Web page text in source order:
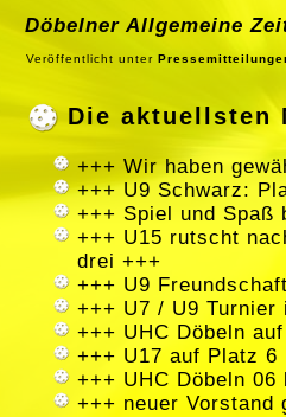
Döbelner Allgemeine
Veröffentlicht unter
Die aktuellsten
+++ Wir haben
+++ U9 Schwarz:
+++ Spiel und Spaß
+++ U15 rutscht
drei +++
+++ U9
+++ U7 / U9 Turnier
+++ UHC Döbeln
+++ U17 auf Platz
+++ UHC Döbeln
+++ neuer Vorstand